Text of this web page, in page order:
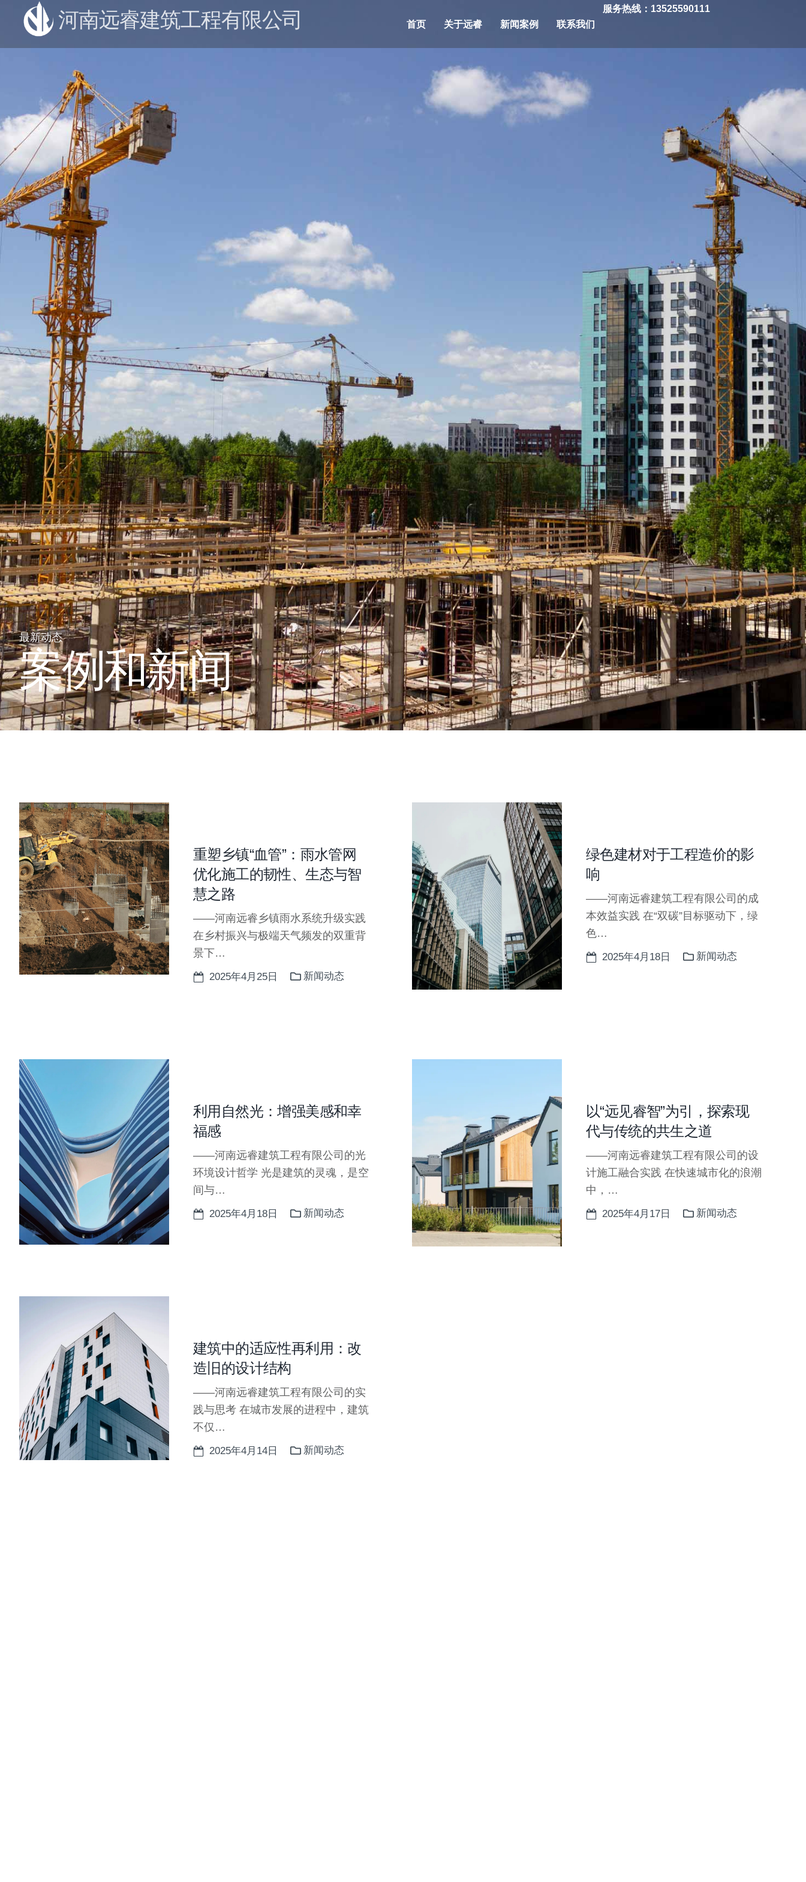
河南远睿建筑工程有限公司 首页 关于远睿 新闻案例 联系我们
服务热线：13525590111
最新动态
案例和新闻
重塑乡镇“血管”：雨水管网
优化施工的韧性、生态与智
慧之路
——河南远睿乡镇雨水系统升级实践
在乡村振兴与极端天气频发的双重背
景下…
2025年4月25日 新闻动态
绿色建材对于工程造价的影
响
——河南远睿建筑工程有限公司的成
本效益实践 在“双碳”目标驱动下，绿
色…
2025年4月18日 新闻动态
利用自然光：增强美感和幸
福感
——河南远睿建筑工程有限公司的光
环境设计哲学 光是建筑的灵魂，是空
间与…
2025年4月18日 新闻动态
以“远见睿智”为引，探索现
代与传统的共生之道
——河南远睿建筑工程有限公司的设
计施工融合实践 在快速城市化的浪潮
中，…
2025年4月17日 新闻动态
建筑中的适应性再利用：改
造旧的设计结构
——河南远睿建筑工程有限公司的实
践与思考 在城市发展的进程中，建筑
不仅…
2025年4月14日 新闻动态